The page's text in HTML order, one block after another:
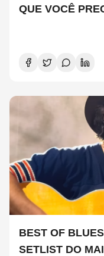
QUE VOCÊ
BEST OF
SETLIST DO